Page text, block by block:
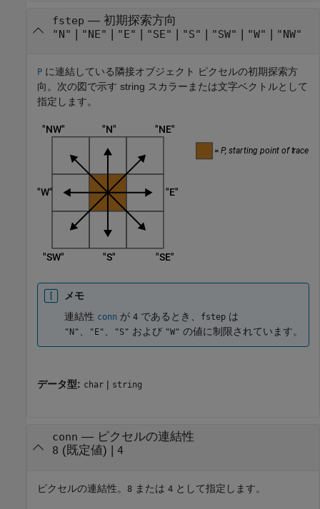
fstep — 初期探索方向
"N" | "NE" | "E" | "SE" | "S" | "SW" | "W" | "NW"
P に連結している隣接オブジェクト ピクセルの初期探索方
向。次の図で示す string スカラーまたは文字ベクトルとして
指定します。
メモ
連結性 conn が 4 であるとき、 fstep は
"N" "E" "S" および "W" の値に制限されています。
データ型: char | string
conn — ピクセルの連結性
8 (既定値) | 4
ピクセルの連結性。 8 または 4 として指定します。